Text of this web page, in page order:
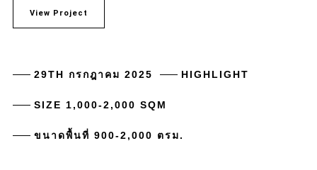
View Project
29TH กรกฎาคม 2025 HIGHLIGHT
SIZE 1,000-2,000 SQM
ขนาดพื้นที่ 900-2,000 ตรม.